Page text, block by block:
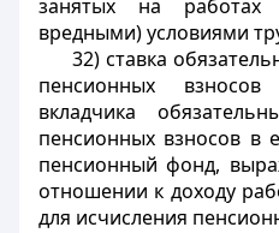
занятых на
вредными) условиями
32) ставка
пенсионных
вкладчика
пенсионных взносов в
пенсионный фонд,
отношении к доходу
для исчисления